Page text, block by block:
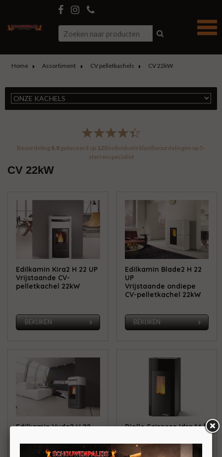
Home Assortiment CV pelletkachels CV 22kW
Beoordeling 8.8 gebaseerd op 120individuele klantbeoordelingen op 5-
sterrenspecialist
CV 22kW
Edilkamin Kira2 H 22 UP
Vrijstaande CV-
pelletkachel 22kW
BEKIJKEN
Edilkamin Blade2 H 22
UP
Vrijstaande ondiepe
CV-pelletkachel 22kW
BEKIJKEN
Edilkamin Vyda2 H 22
Vrijstaande CV-
pelletkachel 22kW
Dielle Scirocco Idro 14 |
Vrijstaande
pelletkachel op CV